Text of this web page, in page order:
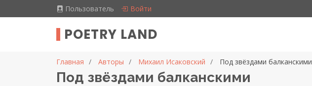
Пользователь Войти
POETRY LAND
Главная Авторы Михаил Исаковский Под звёздами балканскими
Под звёздами балканскими